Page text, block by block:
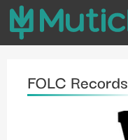
FOLC Records